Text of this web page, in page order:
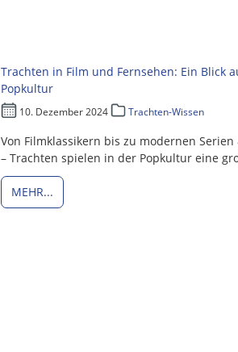
Trachten in Film und Fernsehen: Ein Blick
Popkultur
10. Dezember 2024 Trachten-Wissen
Von Filmklassikern bis zu modernen Serien
– Trachten spielen in der Popkultur eine
MEHR...